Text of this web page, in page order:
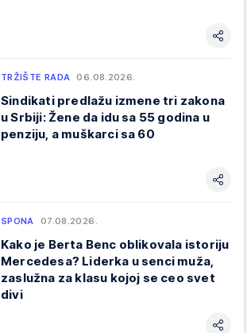
TRŽIŠTE RADA 06.08.2026.
Sindikati predlažu izmene tri zakona
u Srbiji: Žene da idu sa 55 godina u
penziju, a muškarci sa 60
SPONA 07.08.2026.
Kako je Berta Benc oblikovala istoriju
Mercedesa? Liderka u senci muža,
zaslužna za klasu kojoj se ceo svet
divi